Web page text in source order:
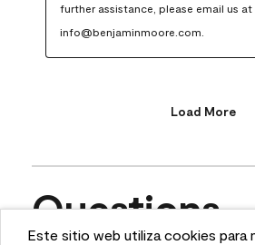
Este sitio web utiliza cookies para
further assistance, please email us at
info@benjaminmoore.com.
Load More
Questions